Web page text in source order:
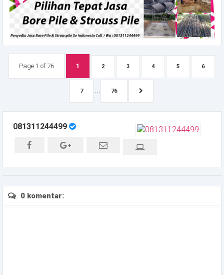
Page 1 of 76 1 2 3 4 5 6
7 ... 76
081311244499
0 komentar: